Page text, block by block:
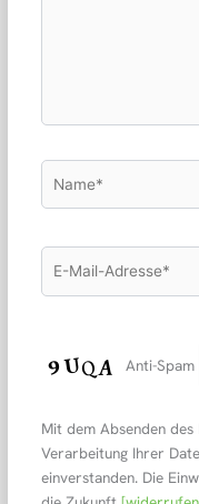
Mail-
Anti-Spam
Mit dem Absenden
Verarbeitung Ihrer
einverstanden. Die